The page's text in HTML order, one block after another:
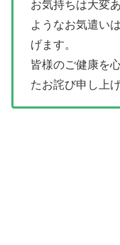
お気持ちは大変
ようなお気遣い
げます。
皆様のご健康を
たお詫び申し上